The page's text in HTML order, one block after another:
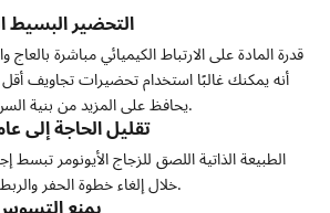
التحضير البسيط
قدرة المادة على الارتباط الكيميائي مباشرة بالعاج
أنه يمكنك غالبًا استخدام تحضيرات تجاويف أقل
يحافظ على المزيد من بنية السن الطبيعية.
تقليل الحاجة إلى
الطبيعة الذاتية اللصق للزجاج الأيونومر تبسط
خلال إلغاء خطوة الحفر والربط المنفصلة.